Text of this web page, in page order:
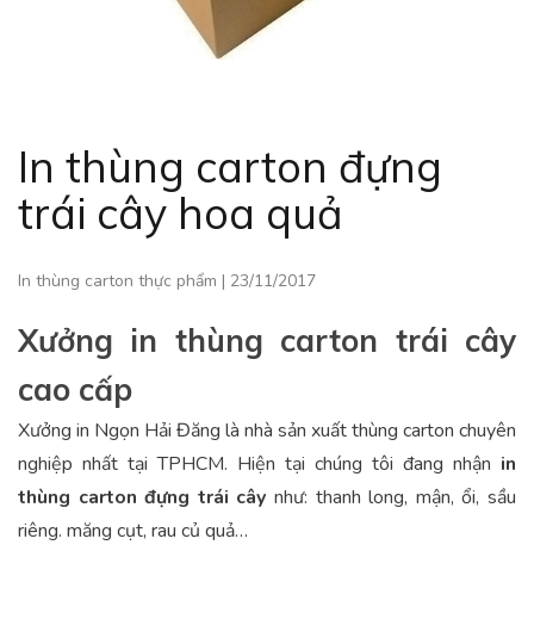
In thùng carton đựng
trái cây hoa quả
In thùng carton thực phẩm | 23/11/2017
Xưởng in thùng carton trái cây
cao cấp
Xưởng in Ngọn Hải Đăng là nhà sản xuất thùng carton chuyên
nghiệp nhất tại TPHCM. Hiện tại chúng tôi đang nhận in
thùng carton đựng trái cây như: thanh long, mận, ổi, sầu
riêng. măng cụt, rau củ quả…